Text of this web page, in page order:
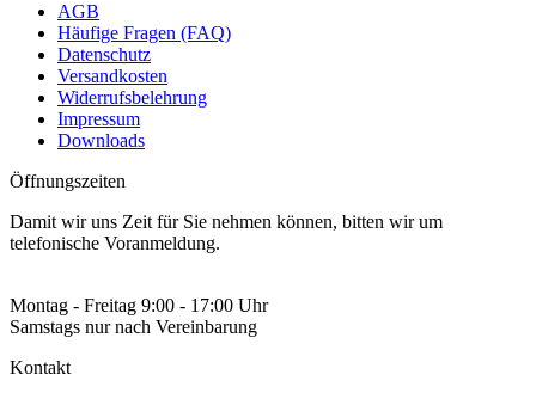
AGB
Häufige Fragen (FAQ)
Datenschutz
Versandkosten
Widerrufsbelehrung
Impressum
Downloads
Öffnungszeiten
Damit wir uns Zeit für Sie nehmen können, bitten wir um
telefonische Voranmeldung.
Montag - Freitag 9:00 - 17:00 Uhr
Samstags nur nach Vereinbarung
Kontakt